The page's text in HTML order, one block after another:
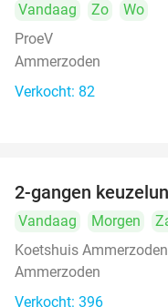
Vandaag Zo
Wo
ProeV
Ammerzoden
Verkocht: 82
2-gangen
Vandaag Morgen
Koetshuis Ammerzoden
Ammerzoden
Verkocht: 396